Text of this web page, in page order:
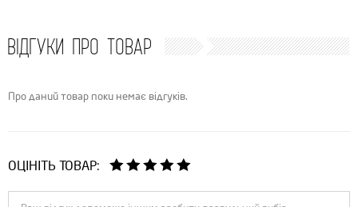
ВІДГУКИ ПРО ТОВАР
Про даний товар поки немає відгуків.
ОЦІНІТЬ ТОВАР: